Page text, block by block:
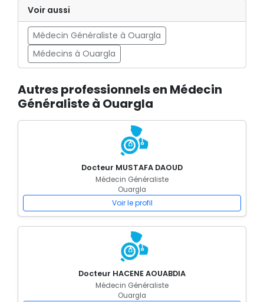
Voir aussi
Médecin Généraliste à Ouargla
Médecins à Ouargla
Autres professionnels en Médecin
Généraliste à Ouargla
Docteur MUSTAFA DAOUD
Médecin Généraliste
Ouargla
Voir le profil
Docteur HACENE AOUABDIA
Médecin Généraliste
Ouargla